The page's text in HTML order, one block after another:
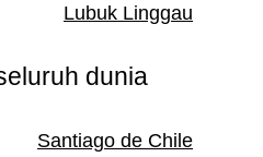
Lubuk Linggau
dunia
Santiago de Chile